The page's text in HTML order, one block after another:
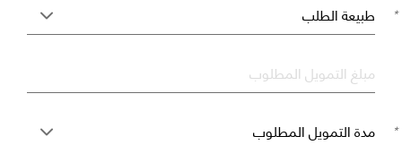
*
مبلغ التمويل المطلوب
*